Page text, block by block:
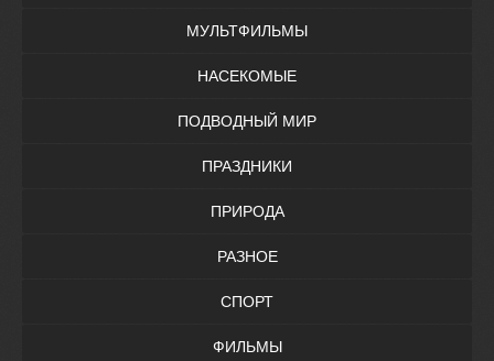
МУЛЬТФИЛЬМЫ
НАСЕКОМЫЕ
ПОДВОДНЫЙ МИР
ПРАЗДНИКИ
ПРИРОДА
РАЗНОЕ
СПОРТ
ФИЛЬМЫ